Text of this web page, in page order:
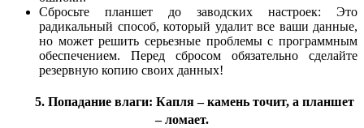
Сбросьте планшет до заводских настроек: Это
радикальный способ, который удалит все ваши данные,
но может решить серьезные проблемы с программным
обеспечением. Перед сбросом обязательно сделайте
резервную копию своих данных!
5. Попадание влаги: Капля – камень точит, а планшет
– ломает.